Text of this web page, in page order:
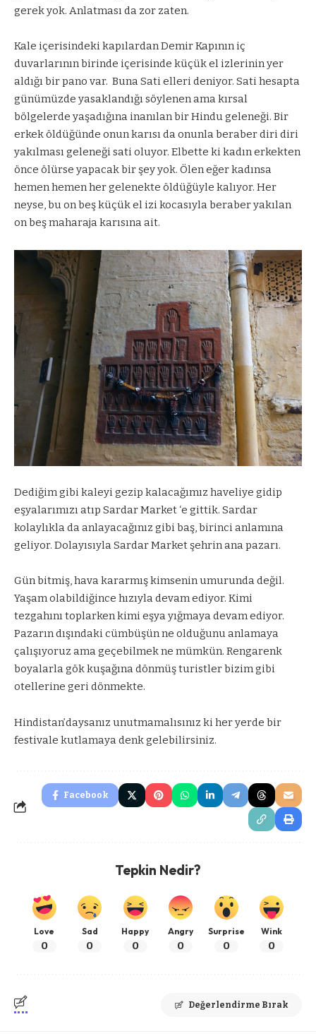
gerek yok. Anlatması da zor zaten.
Kale içerisindeki kapılardan Demir Kapının iç
duvarlarının birinde içerisinde küçük el izlerinin yer
aldığı bir pano var. Buna Sati elleri deniyor. Sati hesapta
günümüzde yasaklandığı söylenen ama kırsal
bölgelerde yaşadığına inanılan bir Hindu geleneği. Bir
erkek öldüğünde onun karısı da onunla beraber diri diri
yakılması geleneği sati oluyor. Elbette ki kadın erkekten
önce ölürse yapacak bir şey yok. Ölen eğer kadınsa
hemen hemen her gelenekte öldüğüyle kalıyor. Her
neyse, bu on beş küçük el izi kocasıyla beraber yakılan
on beş maharaja karısına ait.
Dediğim gibi kaleyi gezip kalacağımız haveliye gidip
eşyalarımızı atıp Sardar Market ‘e gittik. Sardar
kolaylıkla da anlayacağınız gibi baş, birinci anlamına
geliyor. Dolayısıyla Sardar Market şehrin ana pazarı.
Gün bitmiş, hava kararmış kimsenin umurunda değil.
Yaşam olabildiğince hızıyla devam ediyor. Kimi
tezgahını toplarken kimi eşya yığmaya devam ediyor.
Pazarın dışındaki cümbüşün ne olduğunu anlamaya
çalışıyoruz ama geçebilmek ne mümkün. Rengarenk
boyalarla gök kuşağına dönmüş turistler bizim gibi
otellerine geri dönmekte.
Hindistan’daysanız unutmamalısınız ki her yerde bir
festivale kutlamaya denk gelebilirsiniz.
Facebook
Tepkin Nedir?
Love
0
Sad
0
Happy
0
Angry
0
Surprise
0
Wink
0
Değerlendirme Bırak